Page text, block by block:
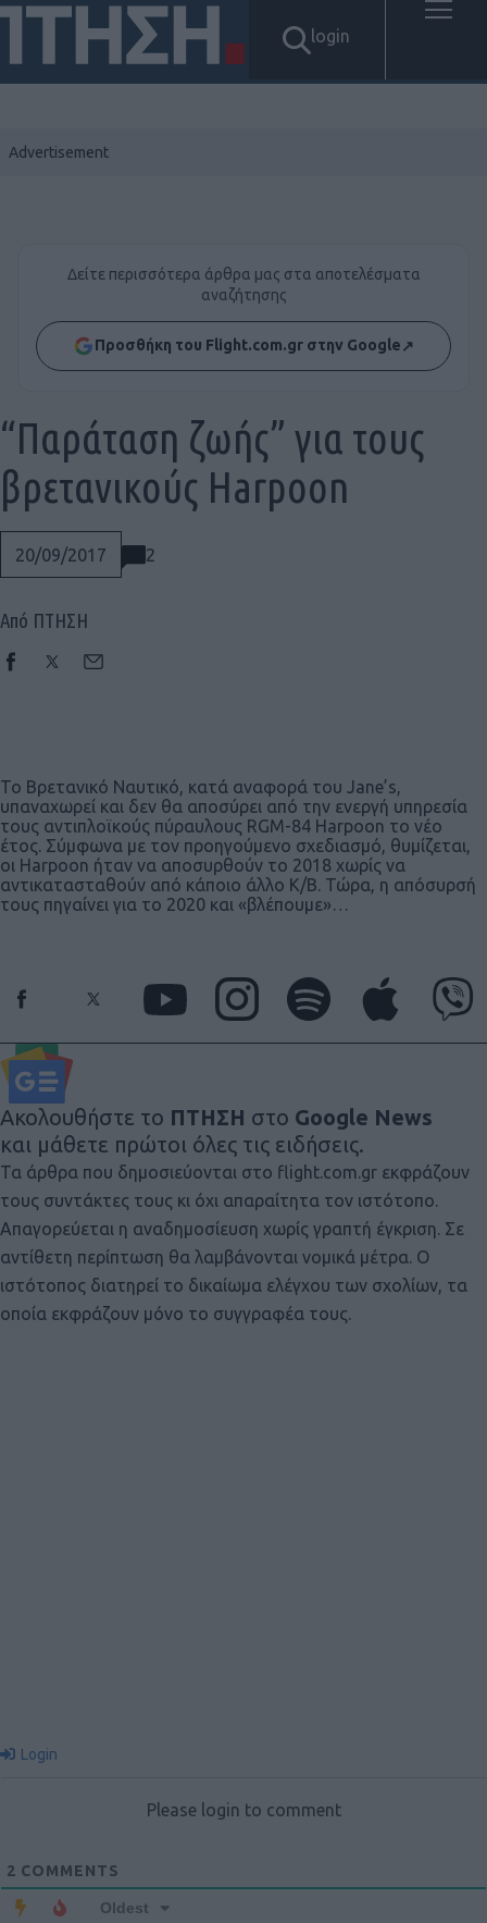
login
Δείτε περισσότερα άρθρα μας στα αποτελέσματα
αναζήτησης
Προσθήκη του Flight.com.gr στην Google↗
20/09/2017 2
“Παράταση ζωής” για τους
βρετανικούς Harpoon
Από ΠΤΗΣΗ
Το Βρετανικό Ναυτικό, κατά αναφορά του Jane’s,
υπαναχωρεί και δεν θα αποσύρει από την ενεργή υπηρεσία
τους αντιπλοϊκούς πύραυλους RGM-84 Harpoon το νέο
έτος. Σύμφωνα με τον προηγούμενο σχεδιασμό, θυμίζεται,
οι Harpoon ήταν να αποσυρθούν το 2018 χωρίς να
αντικατασταθούν από κάποιο άλλο Κ/Β. Τώρα, η απόσυρσή
τους πηγαίνει για το 2020 και «βλέπουμε»…
Ακολουθήστε το ΠΤΗΣΗ στο Google News
και μάθετε πρώτοι όλες τις ειδήσεις.
Τα άρθρα που δημοσιεύονται στο flight.com.gr εκφράζουν
τους συντάκτες τους κι όχι απαραίτητα τον ιστότοπο.
Απαγορεύεται η αναδημοσίευση χωρίς γραπτή έγκριση. Σε
αντίθετη περίπτωση θα λαμβάνονται νομικά μέτρα. Ο
ιστότοπος διατηρεί το δικαίωμα ελέγχου των σχολίων, τα
οποία εκφράζουν μόνο το συγγραφέα τους.
Login
Please login to comment
2 COMMENTS
Oldest